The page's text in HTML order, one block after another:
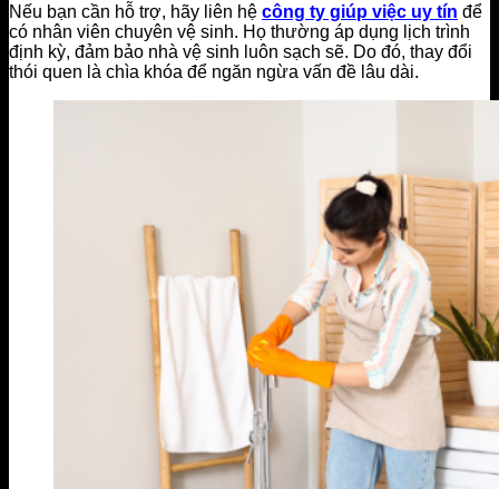
Nếu bạn cần hỗ trợ, hãy liên hệ công ty giúp việc uy tín để
có nhân viên chuyên vệ sinh. Họ thường áp dụng lịch trình
định kỳ, đảm bảo nhà vệ sinh luôn sạch sẽ. Do đó, thay đổi
thói quen là chìa khóa để ngăn ngừa vấn đề lâu dài.